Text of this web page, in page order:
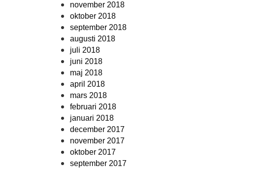
november 2018
oktober 2018
september 2018
augusti 2018
juli 2018
juni 2018
maj 2018
april 2018
mars 2018
februari 2018
januari 2018
december 2017
november 2017
oktober 2017
september 2017